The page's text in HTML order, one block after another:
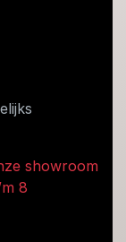
showroom
8